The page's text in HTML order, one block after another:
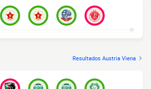
Resultados Austria Viena